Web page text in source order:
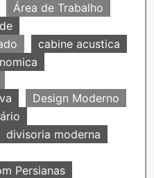
Área de Trabalho
cabine acustica
Design Moderno
divisoria moderna
Persianas